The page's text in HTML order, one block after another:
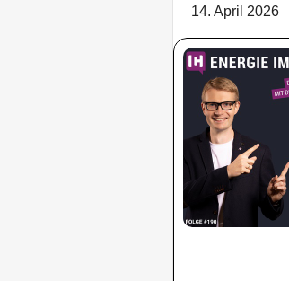
14. April 2026